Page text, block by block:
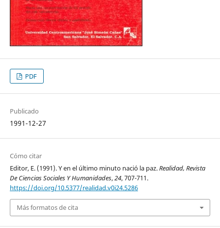
PDF
Publicado
1991-12-27
Cómo citar
Editor, E. (1991). Y en el último minuto nació la paz.Realidad, Revista
De Ciencias Sociales Y Humanidades,24, 707-711.
https://doi.org/10.5377/realidad.v0i24.5286
Más formatos de cita